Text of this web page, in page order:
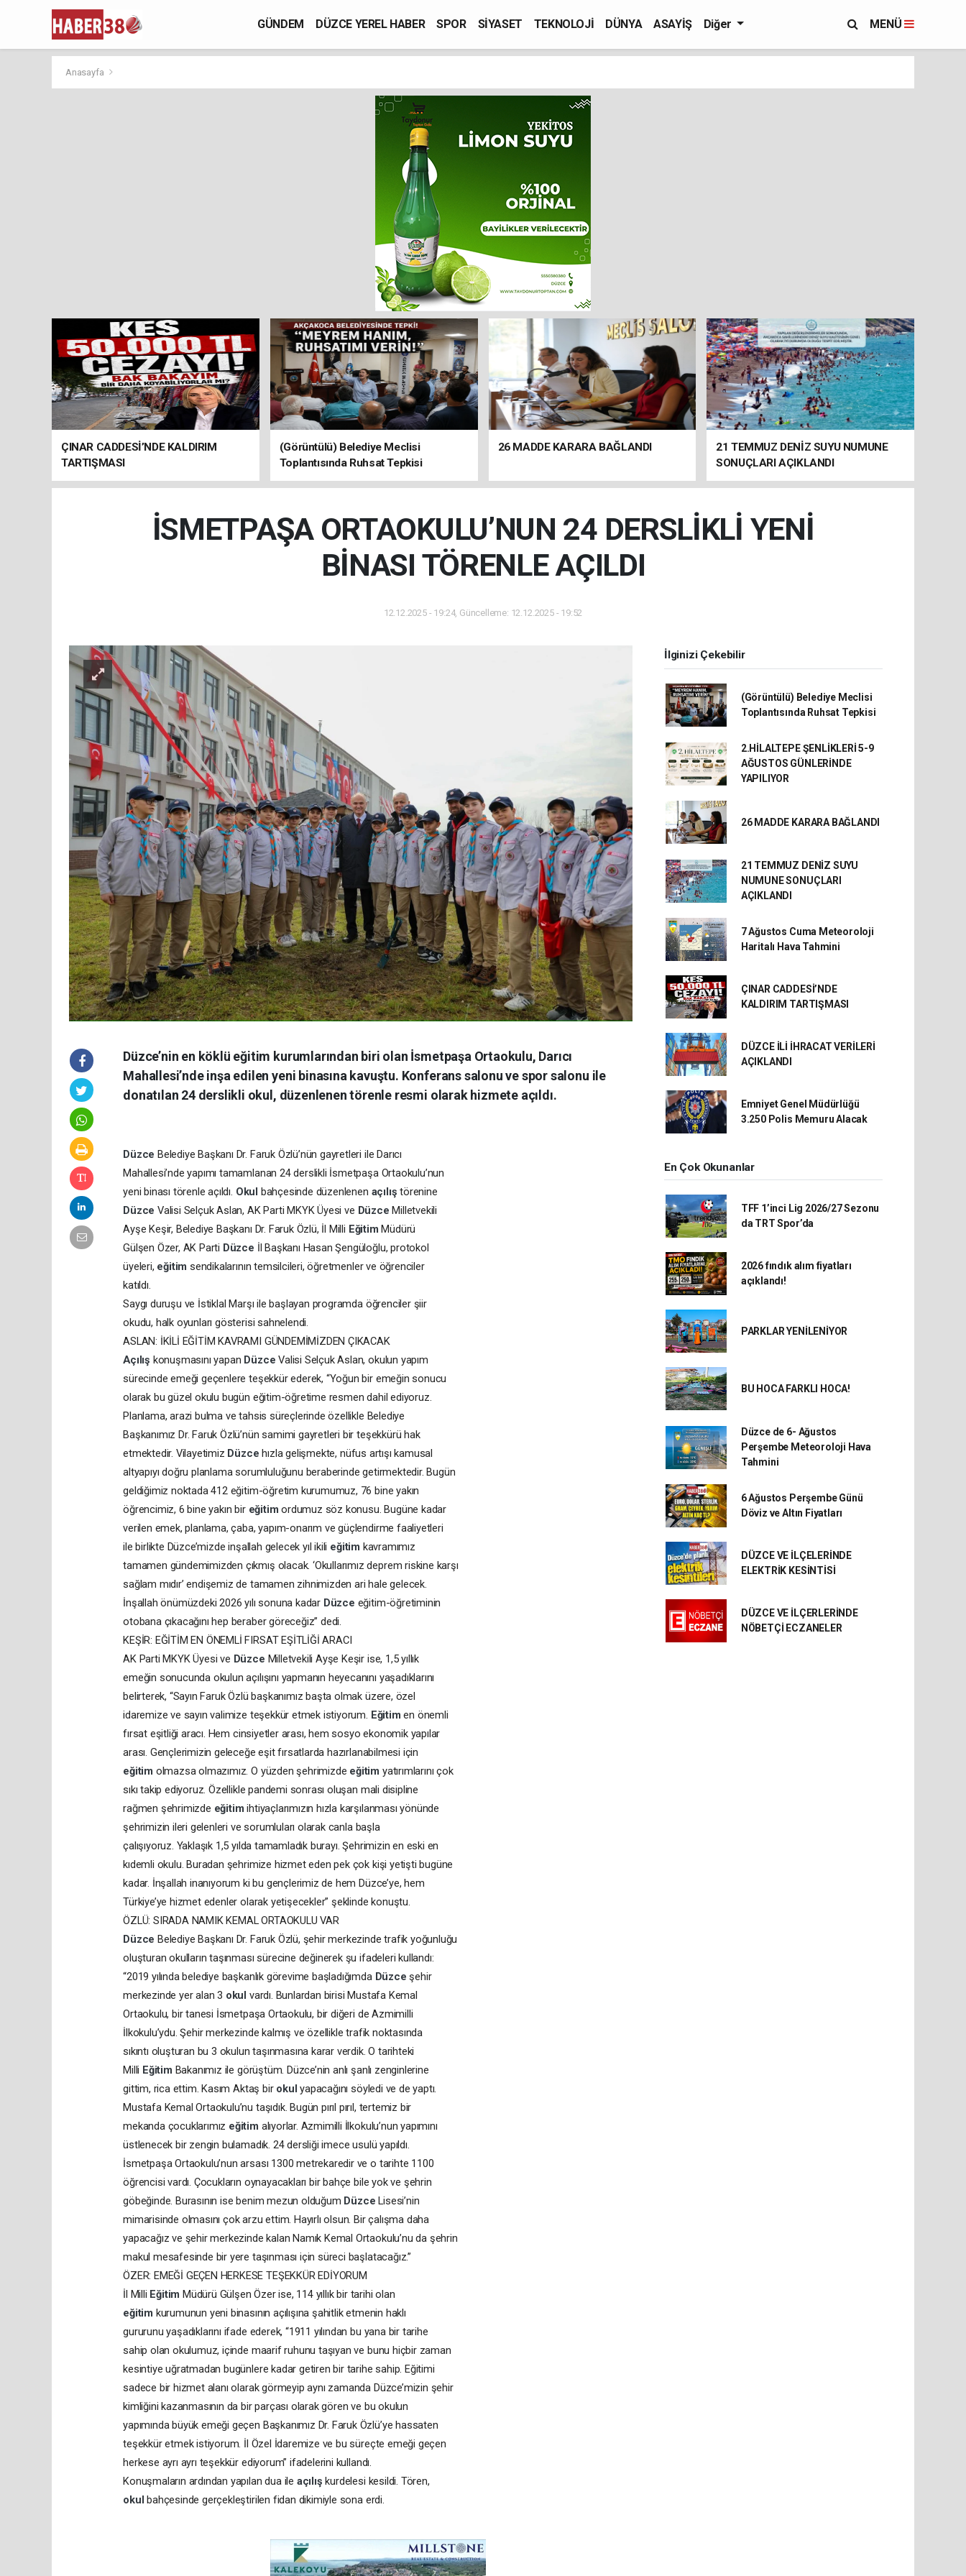
GÜNDEM DÜZCE YEREL HABER SPOR SİYASET TEKNOLOJİ DÜNYA ASAYİŞ Diğer MENÜ
Anasayfa
ÇINAR CADDESİ’NDE KALDIRIM
TARTIŞMASI
(Görüntülü) Belediye Meclisi
Toplantısında Ruhsat Tepkisi
26 MADDE KARARA BAĞLANDI
21 TEMMUZ DENİZ SUYU NUMUNE
SONUÇLARI AÇIKLANDI
İSMETPAŞA ORTAOKULU’NUN 24 DERSLİKLİ YENİ
BİNASI TÖRENLE AÇILDI
12.12.2025 - 19:24, Güncelleme: 12.12.2025 - 19:52
Düzce’nin en köklü eğitim kurumlarından biri olan İsmetpaşa Ortaokulu, Darıcı
Mahallesi’nde inşa edilen yeni binasına kavuştu. Konferans salonu ve spor salonu ile
donatılan 24 derslikli okul, düzenlenen törenle resmi olarak hizmete açıldı.
Düzce Belediye Başkanı Dr. Faruk Özlü’nün gayretleri ile Darıcı
Mahallesi’nde yapımı tamamlanan 24 derslikli İsmetpaşa Ortaokulu’nun
yeni binası törenle açıldı. Okul bahçesinde düzenlenen açılıştörenine
Düzce Valisi Selçuk Aslan, AK Parti MKYK Üyesi ve DüzceMilletvekili
Ayşe Keşir, Belediye Başkanı Dr. Faruk Özlü, İl Milli EğitimMüdürü
Gülşen Özer, AK Parti Düzce İl Başkanı Hasan Şengüloğlu, protokol
üyeleri, eğitimsendikalarının temsilcileri, öğretmenler ve öğrenciler
katıldı.
Saygı duruşu ve İstiklal Marşı ile başlayan programda öğrenciler şiir
okudu, halk oyunları gösterisi sahnelendi.
ASLAN: İKİLİ EĞİTİM KAVRAMI GÜNDEMİMİZDEN ÇIKACAK
Açılış konuşmasını yapan DüzceValisi Selçuk Aslan, okulun yapım
sürecinde emeği geçenlere teşekkür ederek, “Yoğun bir emeğin sonucu
olarak bu güzel okulu bugün eğitim-öğretime resmen dahil ediyoruz.
Planlama, arazi bulma ve tahsis süreçlerinde özellikle Belediye
Başkanımız Dr. Faruk Özlü’nün samimi gayretleri bir teşekkürü hak
etmektedir. Vilayetimiz Düzcehızla gelişmekte, nüfus artışı kamusal
altyapıyı doğru planlama sorumluluğunu beraberinde getirmektedir. Bugün
geldiğimiz noktada 412 eğitim-öğretim kurumumuz, 76 bine yakın
öğrencimiz, 6 bine yakın bir eğitimordumuz söz konusu. Bugüne kadar
verilen emek, planlama, çaba, yapım-onarım ve güçlendirme faaliyetleri
ile birlikte Düzce’mizde inşallah gelecek yıl ikili eğitim kavramımız
tamamen gündemimizden çıkmış olacak. ‘Okullarımız deprem riskine karşı
sağlam mıdır’ endişemiz de tamamen zihnimizden ari hale gelecek.
İnşallah önümüzdeki 2026 yılı sonuna kadar Düzce eğitim-öğretiminin
otobana çıkacağını hep beraber göreceğiz” dedi.
KEŞİR: EĞİTİM EN ÖNEMLİ FIRSAT EŞİTLİĞİ ARACI
AK Parti MKYK Üyesi ve Düzce Milletvekili Ayşe Keşir ise, 1,5 yıllık
emeğin sonucunda okulun açılışını yapmanın heyecanını yaşadıklarını
belirterek, “Sayın Faruk Özlü başkanımız başta olmak üzere, özel
idaremize ve sayın valimize teşekkür etmek istiyorum. Eğitimen önemli
fırsat eşitliği aracı. Hem cinsiyetler arası, hem sosyo ekonomik yapılar
arası. Gençlerimizin geleceğe eşit fırsatlarda hazırlanabilmesi için
eğitim olmazsa olmazımız. O yüzden şehrimizde eğitim yatırımlarını çok
sıkı takip ediyoruz. Özellikle pandemi sonrası oluşan mali disipline
rağmen şehrimizde eğitimihtiyaçlarımızın hızla karşılanması yönünde
şehrimizin ileri gelenleri ve sorumluları olarak canla başla
çalışıyoruz. Yaklaşık 1,5 yılda tamamladık burayı. Şehrimizin en eski en
kıdemli okulu. Buradan şehrimize hizmet eden pek çok kişi yetişti bugüne
kadar. İnşallah inanıyorum ki bu gençlerimiz de hem Düzce’ye, hem
Türkiye’ye hizmet edenler olarak yetişecekler” şeklinde konuştu.
ÖZLÜ: SIRADA NAMIK KEMAL ORTAOKULU VAR
Düzce Belediye Başkanı Dr. Faruk Özlü, şehir merkezinde trafik yoğunluğu
oluşturan okulların taşınması sürecine değinerek şu ifadeleri kullandı:
“2019 yılında belediye başkanlık görevime başladığımda Düzceşehir
merkezinde yer alan 3 okul vardı. Bunlardan birisi Mustafa Kemal
Ortaokulu, bir tanesi İsmetpaşa Ortaokulu, bir diğeri de Azmimilli
İlkokulu’ydu. Şehir merkezinde kalmış ve özellikle trafik noktasında
sıkıntı oluşturan bu 3 okulun taşınmasına karar verdik. O tarihteki
Milli Eğitim Bakanımız ile görüştüm. Düzce’nin anlı şanlı zenginlerine
gittim, rica ettim. Kasım Aktaş bir okulyapacağını söyledi ve de yaptı.
Mustafa Kemal Ortaokulu’nu taşıdık. Bugün pırıl pırıl, tertemiz bir
mekanda çocuklarımız eğitim alıyorlar. Azmimilli İlkokulu’nun yapımını
üstlenecek bir zengin bulamadık. 24 dersliği imece usulü yapıldı.
İsmetpaşa Ortaokulu’nun arsası 1300 metrekaredir ve o tarihte 1100
öğrencisi vardı. Çocukların oynayacakları bir bahçe bile yok ve şehrin
göbeğinde. Burasının ise benim mezun olduğum DüzceLisesi’nin
mimarisinde olmasını çok arzu ettim. Hayırlı olsun. Bir çalışma daha
yapacağız ve şehir merkezinde kalan Namık Kemal Ortaokulu’nu da şehrin
makul mesafesinde bir yere taşınması için süreci başlatacağız.”
ÖZER: EMEĞİ GEÇEN HERKESE TEŞEKKÜR EDİYORUM
İl Milli EğitimMüdürü Gülşen Özer ise, 114 yıllık bir tarihi olan
eğitim kurumunun yeni binasının açılışına şahitlik etmenin haklı
gururunu yaşadıklarını ifade ederek, “1911 yılından bu yana bir tarihe
sahip olan okulumuz, içinde maarif ruhunu taşıyan ve bunu hiçbir zaman
kesintiye uğratmadan bugünlere kadar getiren bir tarihe sahip. Eğitimi
sadece bir hizmet alanı olarak görmeyip aynı zamanda Düzce’mizin şehir
kimliğini kazanmasının da bir parçası olarak gören ve bu okulun
yapımında büyük emeği geçen Başkanımız Dr. Faruk Özlü’ye hassaten
teşekkür etmek istiyorum. İl Özel İdaremize ve bu süreçte emeği geçen
herkese ayrı ayrı teşekkür ediyorum” ifadelerini kullandı.
Konuşmaların ardından yapılan dua ile açılışkurdelesi kesildi. Tören,
okulbahçesinde gerçekleştirilen fidan dikimiyle sona erdi.
İlginizi Çekebilir
(Görüntülü) Belediye Meclisi
Toplantısında Ruhsat Tepkisi
2.HİLALTEPE ŞENLİKLERİ 5-9
AĞUSTOS GÜNLERİNDE
YAPILIYOR
26 MADDE KARARA BAĞLANDI
21 TEMMUZ DENİZ SUYU
NUMUNE SONUÇLARI
AÇIKLANDI
7 Ağustos Cuma Meteoroloji
Haritalı Hava Tahmini
ÇINAR CADDESİ’NDE
KALDIRIM TARTIŞMASI
DÜZCE İLİ İHRACAT VERİLERİ
AÇIKLANDI
Emniyet Genel Müdürlüğü
3.250 Polis Memuru Alacak
En Çok Okunanlar
TFF 1’inci Lig 2026/27 Sezonu
da TRT Spor’da
2026 fındık alım fiyatları
açıklandı!
PARKLAR YENİLENİYOR
BU HOCA FARKLI HOCA!
Düzce de 6- Ağustos
Perşembe Meteoroloji Hava
Tahmini
6 Ağustos Perşembe Günü
Döviz ve Altın Fiyatları
DÜZCE VE İLÇELERİNDE
ELEKTRİK KESİNTİSİ
DÜZCE VE İLÇERLERİNDE
NÖBETÇİ ECZANELER